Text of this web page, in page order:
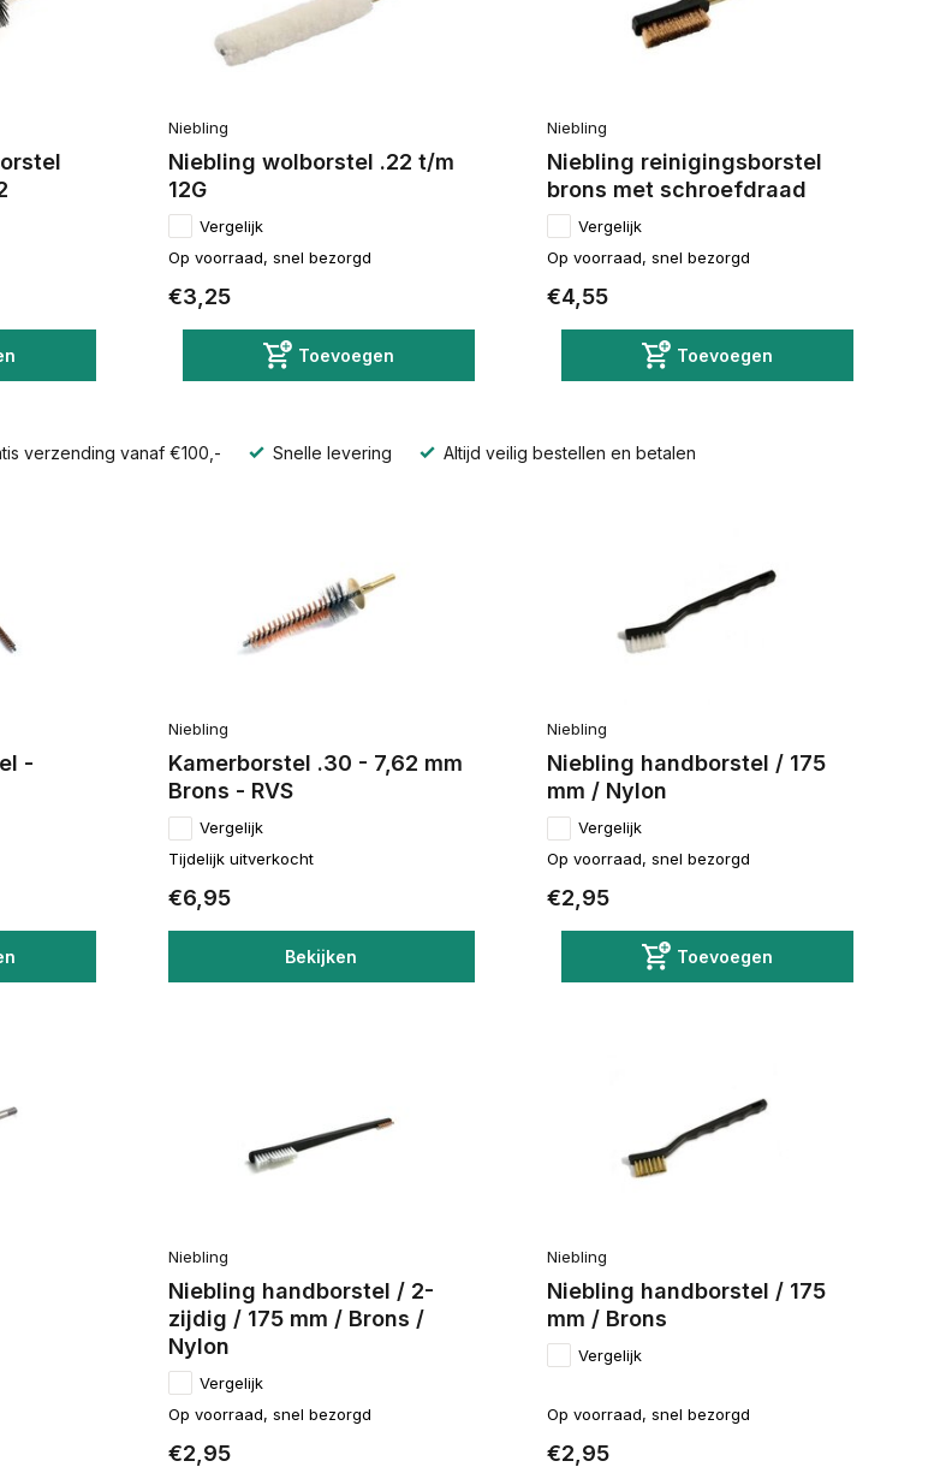
Niebling
Niebling wolborstel .22 t/m
12G
Vergelijk
Op voorraad, snel bezorgd
€3,25
Toevoegen
Niebling
Niebling reinigingsborstel
brons met schroefdraad
Vergelijk
Op voorraad, snel bezorgd
€4,55
Toevoegen
verzending vanaf €100,- Snelle levering Altijd veilig bestellen en betalen
-
Niebling
Kamerborstel .30 - 7,62 mm
Brons - RVS
Vergelijk
Tijdelijk uitverkocht
€6,95
Bekijken
Niebling
Niebling handborstel / 175
mm / Nylon
Vergelijk
Op voorraad, snel bezorgd
€2,95
Toevoegen
Niebling
Niebling handborstel / 2-
zijdig / 175 mm / Brons /
Nylon
Vergelijk
Op voorraad, snel bezorgd
€2,95
Niebling
Niebling handborstel / 175
mm / Brons
Vergelijk
Op voorraad, snel bezorgd
€2,95